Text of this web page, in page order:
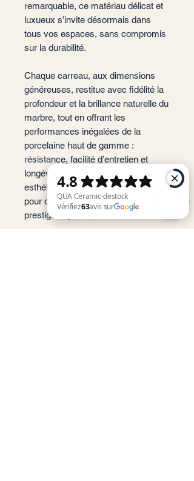
remarquable, ce matériau délicat et
luxueux s’invite désormais dans
tous vos espaces, sans compromis
sur la durabilité.
Chaque carreau, aux dimensions
généreuses, restitue avec fidélité la
profondeur et la brillance naturelle du
marbre, tout en offrant les
performances inégalées de la
porcelaine haut de gamme :
résistance, facilité d’entretien et
longévité. Un équilibre parfait entre
esthétique raffinée et fonctionnalité,
pour des intérieurs qui allient
prestige et praticité.